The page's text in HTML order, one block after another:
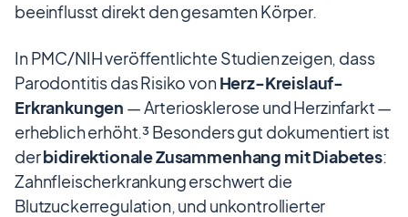
beeinflusst direkt den gesamten Körper.
In PMC/NIH veröffentlichte Studien zeigen, dass
Parodontitis das Risiko vonHerz-Kreislauf-
Erkrankungen — Arteriosklerose und Herzinfarkt —
erheblich erhöht.³ Besonders gut dokumentiert ist
derbidirektionale Zusammenhang mit Diabetes:
Zahnfleischerkrankung erschwert die
Blutzuckerregulation, und unkontrollierter